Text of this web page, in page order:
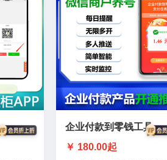
企业付款到零钱工具
￥ 180.00起